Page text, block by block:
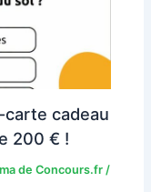
cadeau
200 € !
de Concours.fr/